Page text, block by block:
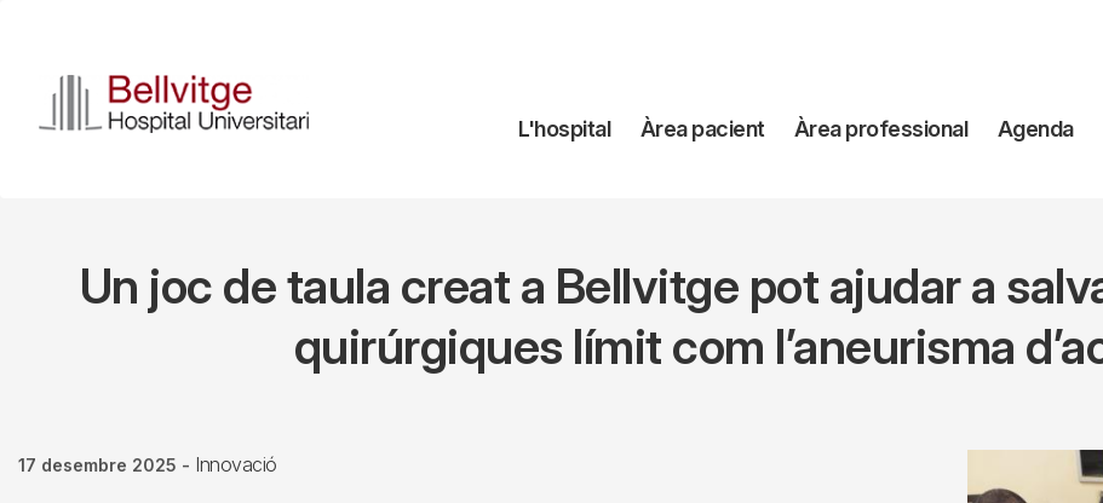
contingut
Navegación
L'hospital Àrea pacient Àrea professional Agenda
Un joc de taula creat a Bellvitge pot ajudar a
quirúrgiques límit com l’aneurisma
17 desembre 2025 - Innovació